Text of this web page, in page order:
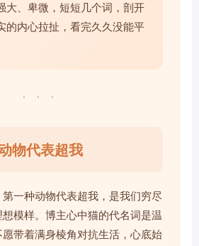
大、卑微，短短几个词，剖开
的内心拉扯，看完久久没能平
· · ·
物代表超我
一种动物代表超我，是我们穷尽
模样。博主心中猫的代名词是温
带着满身棱角对抗生活，心底始